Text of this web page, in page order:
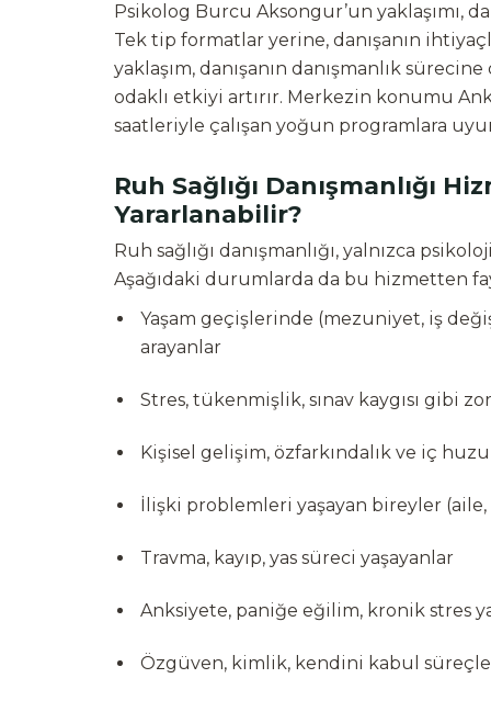
Psikolog Burcu Aksongur’un yaklaşımı,
Tek tip formatlar yerine, danışanın
yaklaşım, danışanın danışmanlık
odaklı etkiyi artırır. Merkezin konumu
saatleriyle çalışan yoğun programlara
Ruh Sağlığı Danışmanlığı
Yararlanabilir?
Ruh sağlığı danışmanlığı, yalnızca
Aşağıdaki durumlarda da bu hizmetten
Yaşam geçişlerinde (mezuniyet, iş
arayanlar
Stres, tükenmişlik, sınav kaygısı gibi
Kişisel gelişim, özfarkındalık ve iç
İlişki problemleri yaşayan bireyler
Travma, kayıp, yas süreci yaşayanlar
Anksiyete, paniğe eğilim, kronik stres
Özgüven, kimlik, kendini kabul